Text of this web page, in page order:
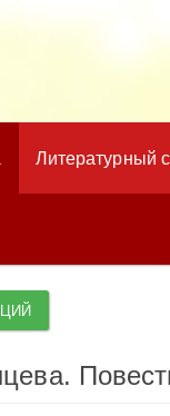
Литературный